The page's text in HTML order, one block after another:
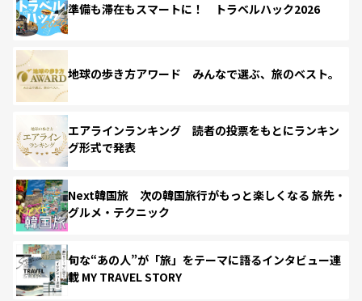
準備も滞在もスマートに！ トラベルハック2026
地球の歩き方アワード みんなで選ぶ、旅のベスト。
エアラインランキング 読者の投票をもとにランキン
グ形式で発表
Next韓国旅 次の韓国旅行がもっと楽しくなる 旅先・
グルメ・テクニック
旬な“あの人”が「旅」をテーマに語るインタビュー連
載 MY TRAVEL STORY